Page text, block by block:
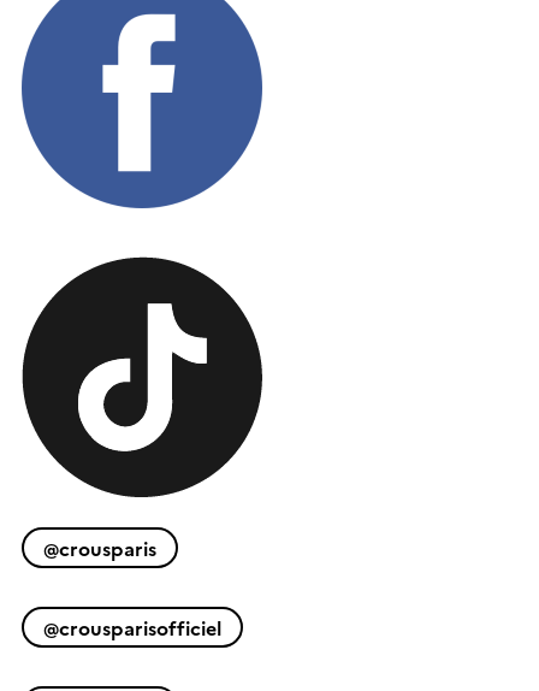
@crousparis
@crousparisofficiel